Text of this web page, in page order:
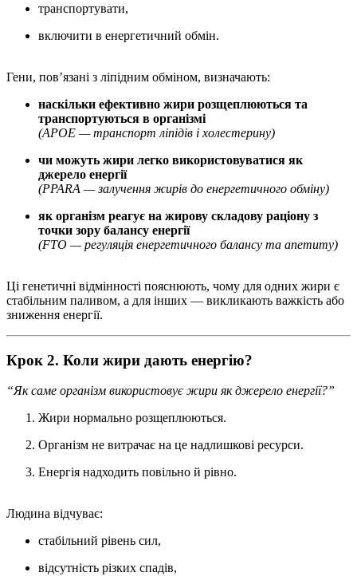
транспортувати,
включити в енергетичний обмін.
Гени, пов’язані з ліпідним обміном, визначають:
наскільки ефективно жири розщеплюються та
транспортуються в організмі
(APOE — транспорт ліпідів і холестерину)
чи можуть жири легко використовуватися як
джерело енергії
(PPARA — залучення жирів до енергетичного обміну)
як організм реагує на жирову складову раціону з
точки зору балансу енергії
(FTO — регуляція енергетичного балансу та апетиту)
Ці генетичні відмінності пояснюють, чому для одних жири є
стабільним паливом, а для інших — викликають важкість або
зниження енергії.
Крок 2. Коли жири дають енергію?
“Як саме організм використовує жири як джерело енергії?”
Жири нормально розщеплюються.
Організм не витрачає на це надлишкові ресурси.
Енергія надходить повільно й рівно.
Людина відчуває:
стабільний рівень сил,
відсутність різких спадів,